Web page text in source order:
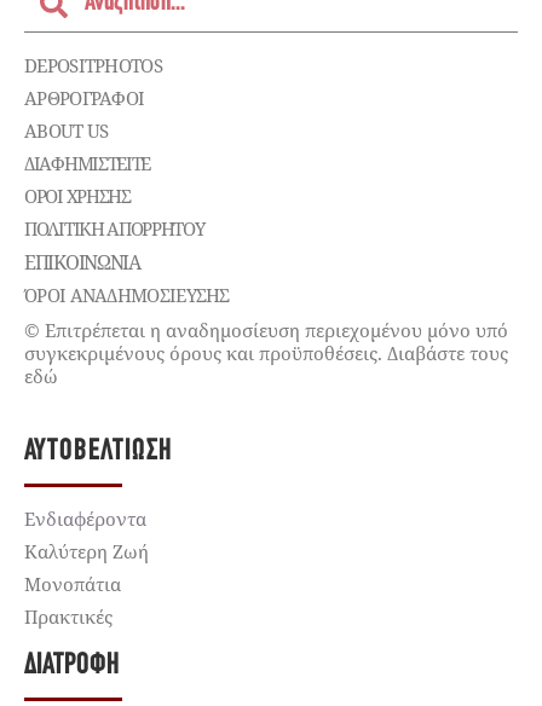
DEPOSITPHOTOS
ΑΡΘΡΟΓΡΑΦΟΙ
ABOUT US
ΔΙΑΦΗΜΙΣΤΕΊΤΕ
ΌΡΟΙ ΧΡΉΣΗΣ
ΠΟΛΙΤΙΚΉ ΑΠΟΡΡΉΤΟΥ
ΕΠΙΚΟΙΝΩΝΊΑ
ΌΡΟΙ ΑΝΑΔΗΜΟΣΙΕΥΣΗΣ
© Επιτρέπεται η αναδημοσίευση περιεχομένου μόνο υπό
συγκεκριμένους όρους και προϋποθέσεις. Διαβάστε τους
εδώ
ΑΥΤΟΒΕΛΤΊΩΣΗ
Ενδιαφέροντα
Καλύτερη Ζωή
Μονοπάτια
Πρακτικές
ΔΙΑΤΡΟΦΉ